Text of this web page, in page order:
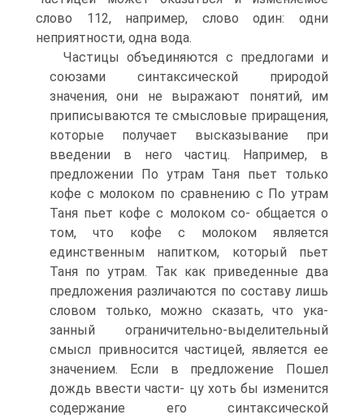
слово 112, например, слово один: одни
неприятности, одна вода.
Частицы объединяются с предлогами и
союзами синтаксической природой
значения, они не выражают понятий, им
приписываются те смысловые приращения,
которые получает высказывание при
введении в него частиц. Например, в
предложении По утрам Таня пьет только
кофе с молоком по сравнению с По утрам
Таня пьет кофе с молоком со- общается о
том, что кофе с молоком является
единственным напитком, который пьет
Таня по утрам. Так как приведенные два
предложения различаются по составу лишь
словом только, можно сказать, что ука-
занный ограничительно-выделительный
смысл привносится частицей, является ее
значением. Если в предложение Пошел
дождь ввести части- цу хоть бы изменится
содержание его синтаксической